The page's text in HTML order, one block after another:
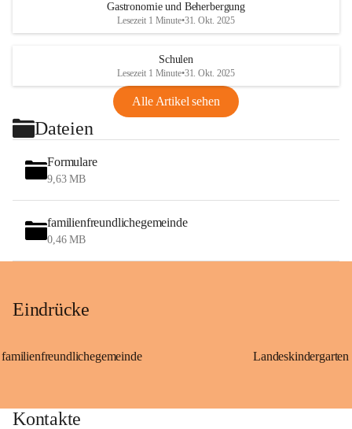
Gastronomie und Beherbergung
Lesezeit 1 Minute•31. Okt. 2025
Schulen
Lesezeit 1 Minute•31. Okt. 2025
Alle Artikel sehen
Dateien
Formulare
9,63 MB
familienfreundlichegemeinde
0,46 MB
Eindrücke
familienfreundlichegemeinde
Kontakte